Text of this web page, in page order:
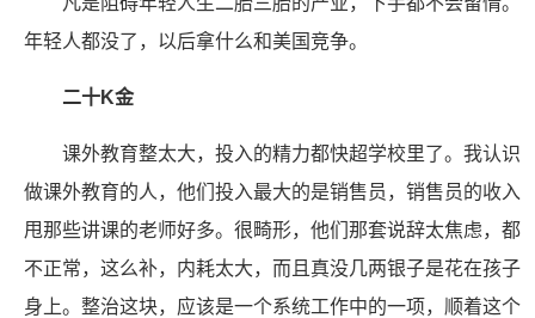
年轻人都没了，以后拿什么和美国竞争。
二十K金
课外教育整太大，投入的精力都快超学校里了。我认识
做课外教育的人，他们投入最大的是销售员，销售员的收入
甩那些讲课的老师好多。很畸形，他们那套说辞太焦虑，都
不正常，这么补，内耗太大，而且真没几两银子是花在孩子
身上。整治这块，应该是一个系统工作中的一项，顺着这个